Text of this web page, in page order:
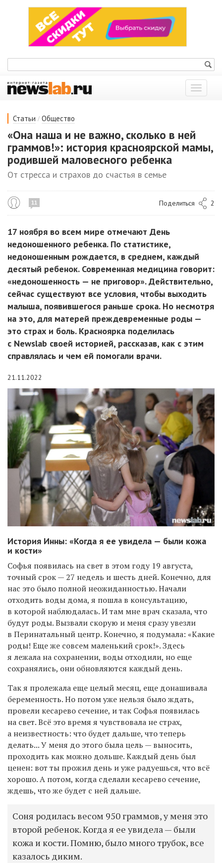
Показать
меню
Статьи / Общество
«Она наша и не важно, сколько в ней
граммов!»: история красноярской мамы,
родившей маловесного ребенка
От стресса и страхов до счастья в семье
11 Поделиться 2
17 ноября во всем мире отмечают День
недоношенного ребенка. По статистике,
недоношенным рождается, в среднем, каждый
десятый ребенок. Современная медицина говорит:
«недоношенность — не приговор». Действительно,
сейчас существуют все условия, чтобы выходить
малыша, появившегося раньше срока. Но несмотря
на это, для матерей преждевременные роды —
это страх и боль. Красноярка поделилась
с Newslab своей историей, рассказав, как с этим
справлялась и чем ей помогали врачи.
21.11.2022
История Инны: «Когда я ее увидела — были кожа
и кости»
Софья появилась на свет в этом году 19 августа,
точный срок — 27 недель и шесть дней. Конечно, для
нас это было полной неожиданностью. Начали
отходить воды дома, я пошла в консультацию,
в которой наблюдалась. И там мне врач сказала, что
будут роды. Вызвали скорую и меня сразу увезли
в Перинатальный центр. Конечно, я подумала: «Какие
роды! Еще же совсем маленький срок!». Здесь
я лежала на сохранении, воды отходили, но еще
сохранялись, они обновляются каждый день.
Так я пролежала еще целый месяц, еще донашивала
беременность. Но потом уже нельзя было ждать,
провели кесарево сечение, и так Софья появилась
на свет. Всё это время я чувствовала не страх,
а неизвестность: что будет дальше, что теперь
делать... У меня до этого была цель — выносить,
проходить как можно дольше. Каждый день был
ценен: вот ты прожил день и уже радуешься, что всё
хорошо. А потом, когда сделали кесарево сечение,
ждешь, что же будет с ней дальше.
Соня родилась весом 950 граммов, у меня это
второй ребенок. Когда я ее увидела — были
кожа и кости. Помню, было много трубок, все
казалось диким.